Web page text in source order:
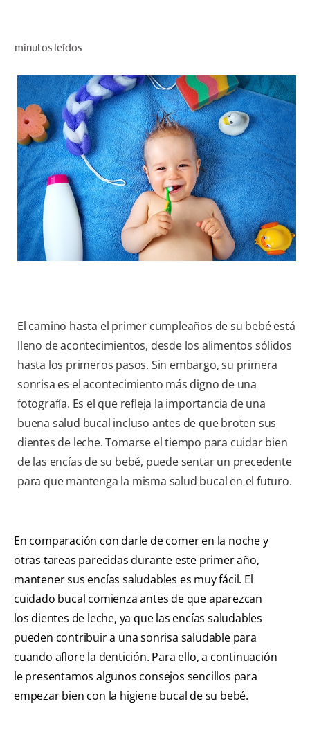
PROMOCIONES
NI (ES)
SUSCRÍBASE
minutos leídos
El camino hasta el primer cumpleaños de su bebé está
lleno de acontecimientos, desde los alimentos sólidos
hasta los primeros pasos. Sin embargo, su primera
sonrisa es el acontecimiento más digno de una
fotografía. Es el que refleja la importancia de una
buena salud bucal incluso antes de que broten sus
dientes de leche. Tomarse el tiempo para cuidar bien
de las encías de su bebé, puede sentar un precedente
para que mantenga la misma salud bucal en el futuro.
En comparación con darle de comer en la noche y
otras tareas parecidas durante este primer año,
mantener sus encías saludables es muy fácil. El
cuidado bucal comienza antes de que aparezcan
los dientes de leche, ya que las encías saludables
pueden contribuir a una sonrisa saludable para
cuando aflore la dentición. Para ello, a continuación
le presentamos algunos consejos sencillos para
empezar bien con la higiene bucal de su bebé.